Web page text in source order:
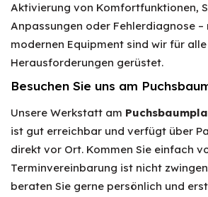
Aktivierung von Komfortfunktionen,
Anpassungen oder Fehlerdiagnose –
modernen Equipment sind wir für alle
Herausforderungen gerüstet.
Besuchen Sie uns am
Unsere Werkstatt am
ist gut erreichbar und verfügt über
direkt vor Ort. Kommen Sie einfach
Terminvereinbarung ist nicht
beraten Sie gerne persönlich und